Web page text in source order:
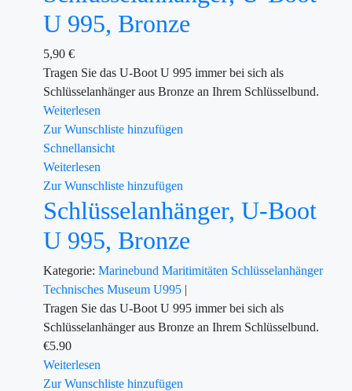
U 995, Bronze
5,90 €
Tragen Sie das U-Boot U 995 immer bei sich als
Schlüsselanhänger aus Bronze an Ihrem Schlüsselbund.
Weiterlesen
Zur Wunschliste hinzufügen
Schnellansicht
Weiterlesen
Zur Wunschliste hinzufügen
Schlüsselanhänger, U-Boot
U 995, Bronze
Kategorie: Marinebund Maritimitäten Schlüsselanhänger
Technisches Museum U995 |
Tragen Sie das U-Boot U 995 immer bei sich als
Schlüsselanhänger aus Bronze an Ihrem Schlüsselbund.
€5.90
Weiterlesen
Zur Wunschliste hinzufügen